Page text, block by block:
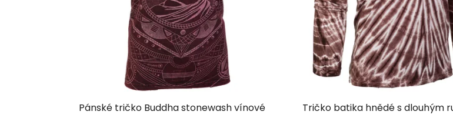
Pánské tričko Buddha stonewash vínové Tričko batika hnědé s dlouhým